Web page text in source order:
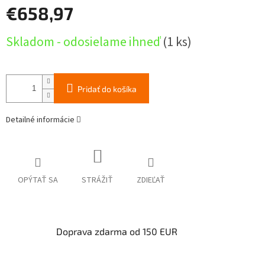
€658,97
cena:
Skladom - odosielame ihneď(1 ks)
Pridať do košíka
Detailné informácie
OPÝTAŤ SA STRÁŽIŤ ZDIEĽAŤ
Doprava zdarma od 150 EUR